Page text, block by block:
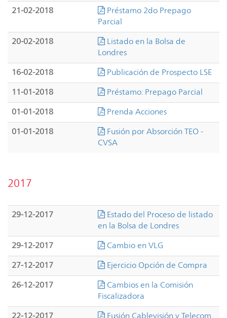
21-02-2018
Préstamo 2do Prepago
Parcial
20-02-2018
Listado en la Bolsa de
Londres
16-02-2018 Publicación de Prospecto LSE
11-01-2018 Préstamo: Prepago Parcial
01-01-2018 Prenda Acciones
01-01-2018
Fusión por Absorción TEO -
CVSA
2017
29-12-2017
Estado del Proceso de listado
en la Bolsa de Londres
29-12-2017 Cambio en VLG
27-12-2017 Ejercicio Opción de Compra
26-12-2017
Cambios en la Comisión
Fiscalizadora